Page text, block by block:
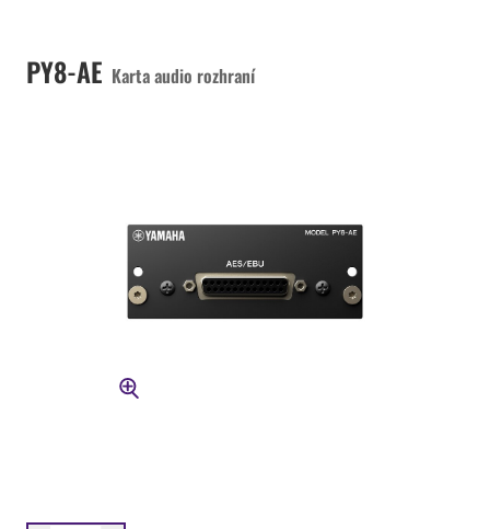
PY8-AE Karta audio rozhraní